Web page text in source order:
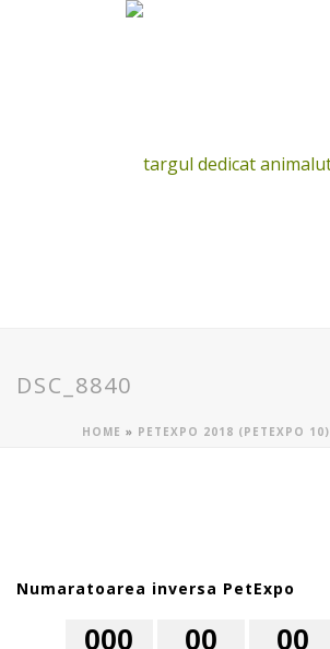
DSC_8840
HOME » PETEXPO 2018 (PETEXPO 10)
Numaratoarea inversa PetExpo
000 00 00